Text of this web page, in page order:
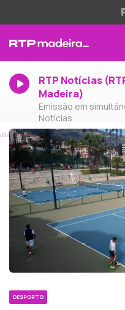
RTP Notícias
Madeira)
Emissão em
Notícias
DESPORTO